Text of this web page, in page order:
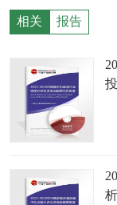
相关 报告